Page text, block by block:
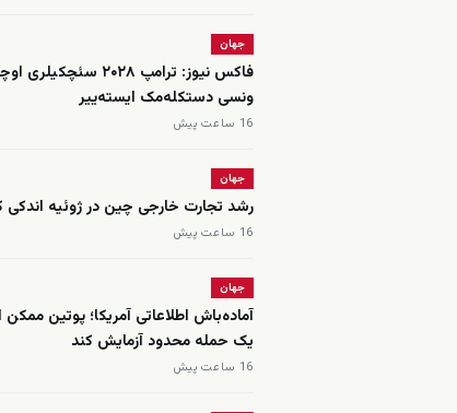
جهان
فاکس نیوز: ترامپ ۲۰۲۸
ونسی دستکله‌مک ایسته‌ییر
16 ساعت پیش
جهان
رشد تجارت خارجی چین در ژوئیه
16 ساعت پیش
جهان
آماده‌باش اطلاعاتی آمریکا؛ پوتین ممکن
یک حمله محدود آزمایش کند
16 ساعت پیش